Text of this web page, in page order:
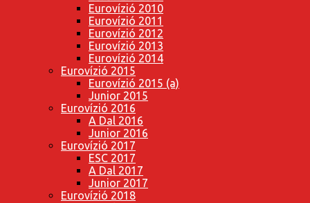
Eurovízió 2010
Eurovízió 2011
Eurovízió 2012
Eurovízió 2013
Eurovízió 2014
Eurovízió 2015
Eurovízió 2015 (a)
Junior 2015
Eurovízió 2016
A Dal 2016
Junior 2016
Eurovízió 2017
ESC 2017
A Dal 2017
Junior 2017
Eurovízió 2018